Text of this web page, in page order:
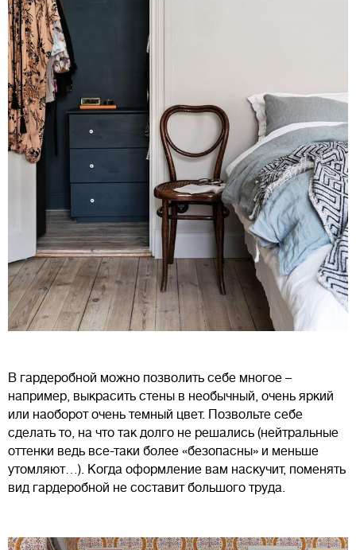
В гардеробной можно позволить себе многое –
например, выкрасить стены в необычный, очень яркий
или наоборот очень темный цвет. Позвольте себе
сделать то, на что так долго не решались (нейтральные
оттенки ведь все-таки более «безопасны» и меньше
утомляют…). Когда оформление вам наскучит, поменять
вид гардеробной не составит большого труда.